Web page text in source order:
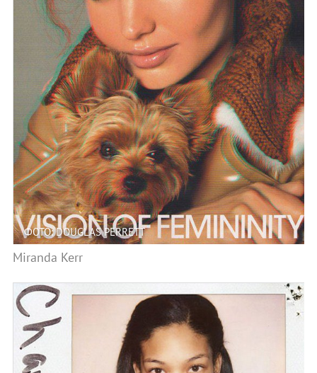
ФОТО: DOUGLAS PERRETT
Miranda Kerr